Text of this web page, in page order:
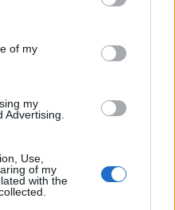
and its third-party tags to
purposes in below Google
of my
my
Advertising.
Use,
of my
with the